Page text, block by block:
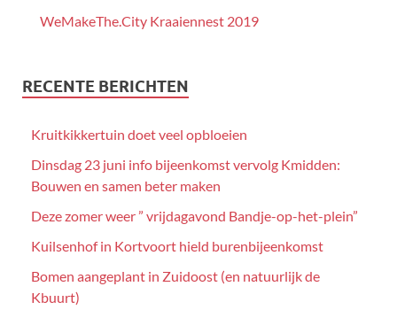
WeMakeThe.City Kraaiennest 2019
RECENTE BERICHTEN
Kruitkikkertuin doet veel opbloeien
Dinsdag 23 juni info bijeenkomst vervolg Kmidden:
Bouwen en samen beter maken
Deze zomer weer ” vrijdagavond Bandje-op-het-plein”
Kuilsenhof in Kortvoort hield burenbijeenkomst
Bomen aangeplant in Zuidoost (en natuurlijk de
Kbuurt)